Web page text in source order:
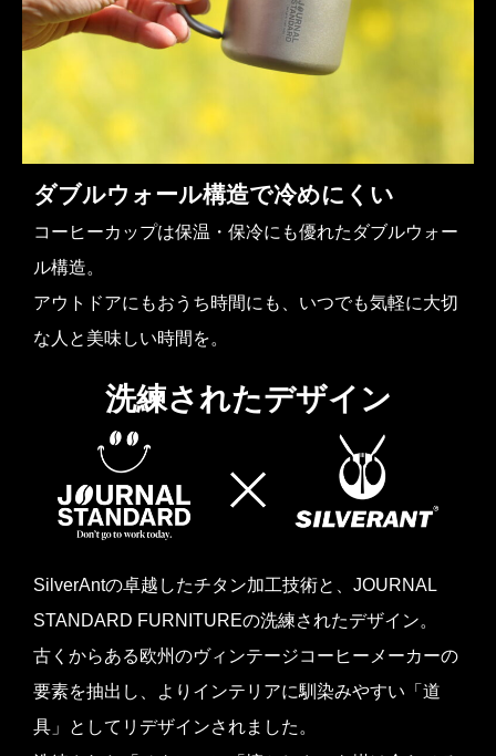
ダブルウォール構造で冷めにくい
コーヒーカップは保温・保冷にも優れたダブルウォー
ル構造。
アウトドアにもおうち時間にも、いつでも気軽に大切
な人と美味しい時間を。
洗練されたデザイン
SilverAntの卓越したチタン加工技術と、JOURNAL
STANDARD FURNITUREの洗練されたデザイン。
古くからある欧州のヴィンテージコーヒーメーカーの
要素を抽出し、よりインテリアに馴染みやすい「道
具」としてリデザインされました。